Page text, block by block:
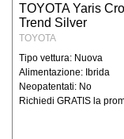
TOYOTA Yaris
Trend Silver
TOYOTA
Tipo vettura: Nuova
Alimentazione: Ibrida
Neopatentati: No
Richiedi GRATIS la